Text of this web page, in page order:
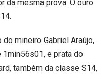
da mesma prova. O ouro
mineiro Gabriel Araújo,
e prata do
também da classe S14,